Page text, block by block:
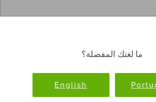
ما لغتك المفضلة؟
English